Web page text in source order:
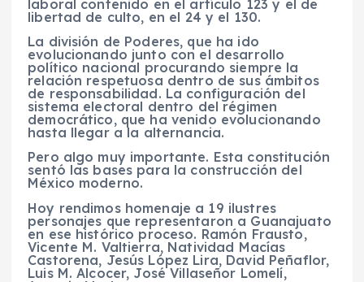
laboral contenido en el artículo 123 y el de
libertad de culto, en el 24 y el 130.
La división de Poderes, que ha ido
evolucionando junto con el desarrollo
político nacional procurando siempre la
relación respetuosa dentro de sus ámbitos
de responsabilidad. La configuración del
sistema electoral dentro del régimen
democrático, que ha venido evolucionando
hasta llegar a la alternancia.
Pero algo muy importante. Esta constitución
sentó las bases para la construcción del
México moderno.
Hoy rendimos homenaje a 19 ilustres
personajes que representaron a Guanajuato
en ese histórico proceso. Ramón Frausto,
Vicente M. Valtierra, Natividad Macías
Castorena, Jesús López Lira, David Peñaflor,
Luis M. Alcocer, José Villaseñor Lomelí,